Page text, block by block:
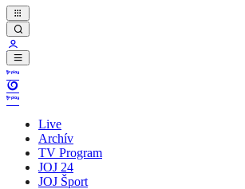
Live
Archív
TV Program
JOJ 24
JOJ Šport